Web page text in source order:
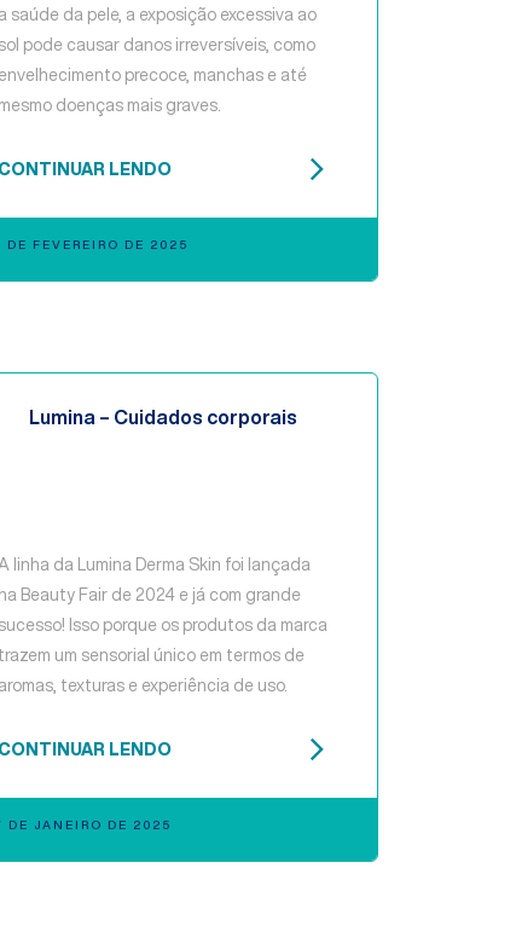
a saúde da pele, a exposição excessiva ao
sol pode causar danos irreversíveis, como
envelhecimento precoce, manchas e até
mesmo doenças mais graves.
CONTINUAR LENDO
DE FEVEREIRO DE 2025
Lumina – Cuidados corporais
linha da Lumina Derma Skin foi lançada
na Beauty Fair de 2024 e já com grande
sucesso! Isso porque os produtos da marca
trazem um sensorial único em termos de
aromas, texturas e experiência de uso.
CONTINUAR LENDO
DE JANEIRO DE 2025